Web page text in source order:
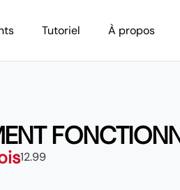
Tutoriel À propos
12.99